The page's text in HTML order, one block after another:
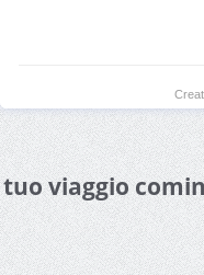
viaggio